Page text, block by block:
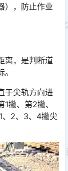
），防止作业
离，是判断道
于尖轨方向进
撇、第2撇、
、2、3、4撇尖